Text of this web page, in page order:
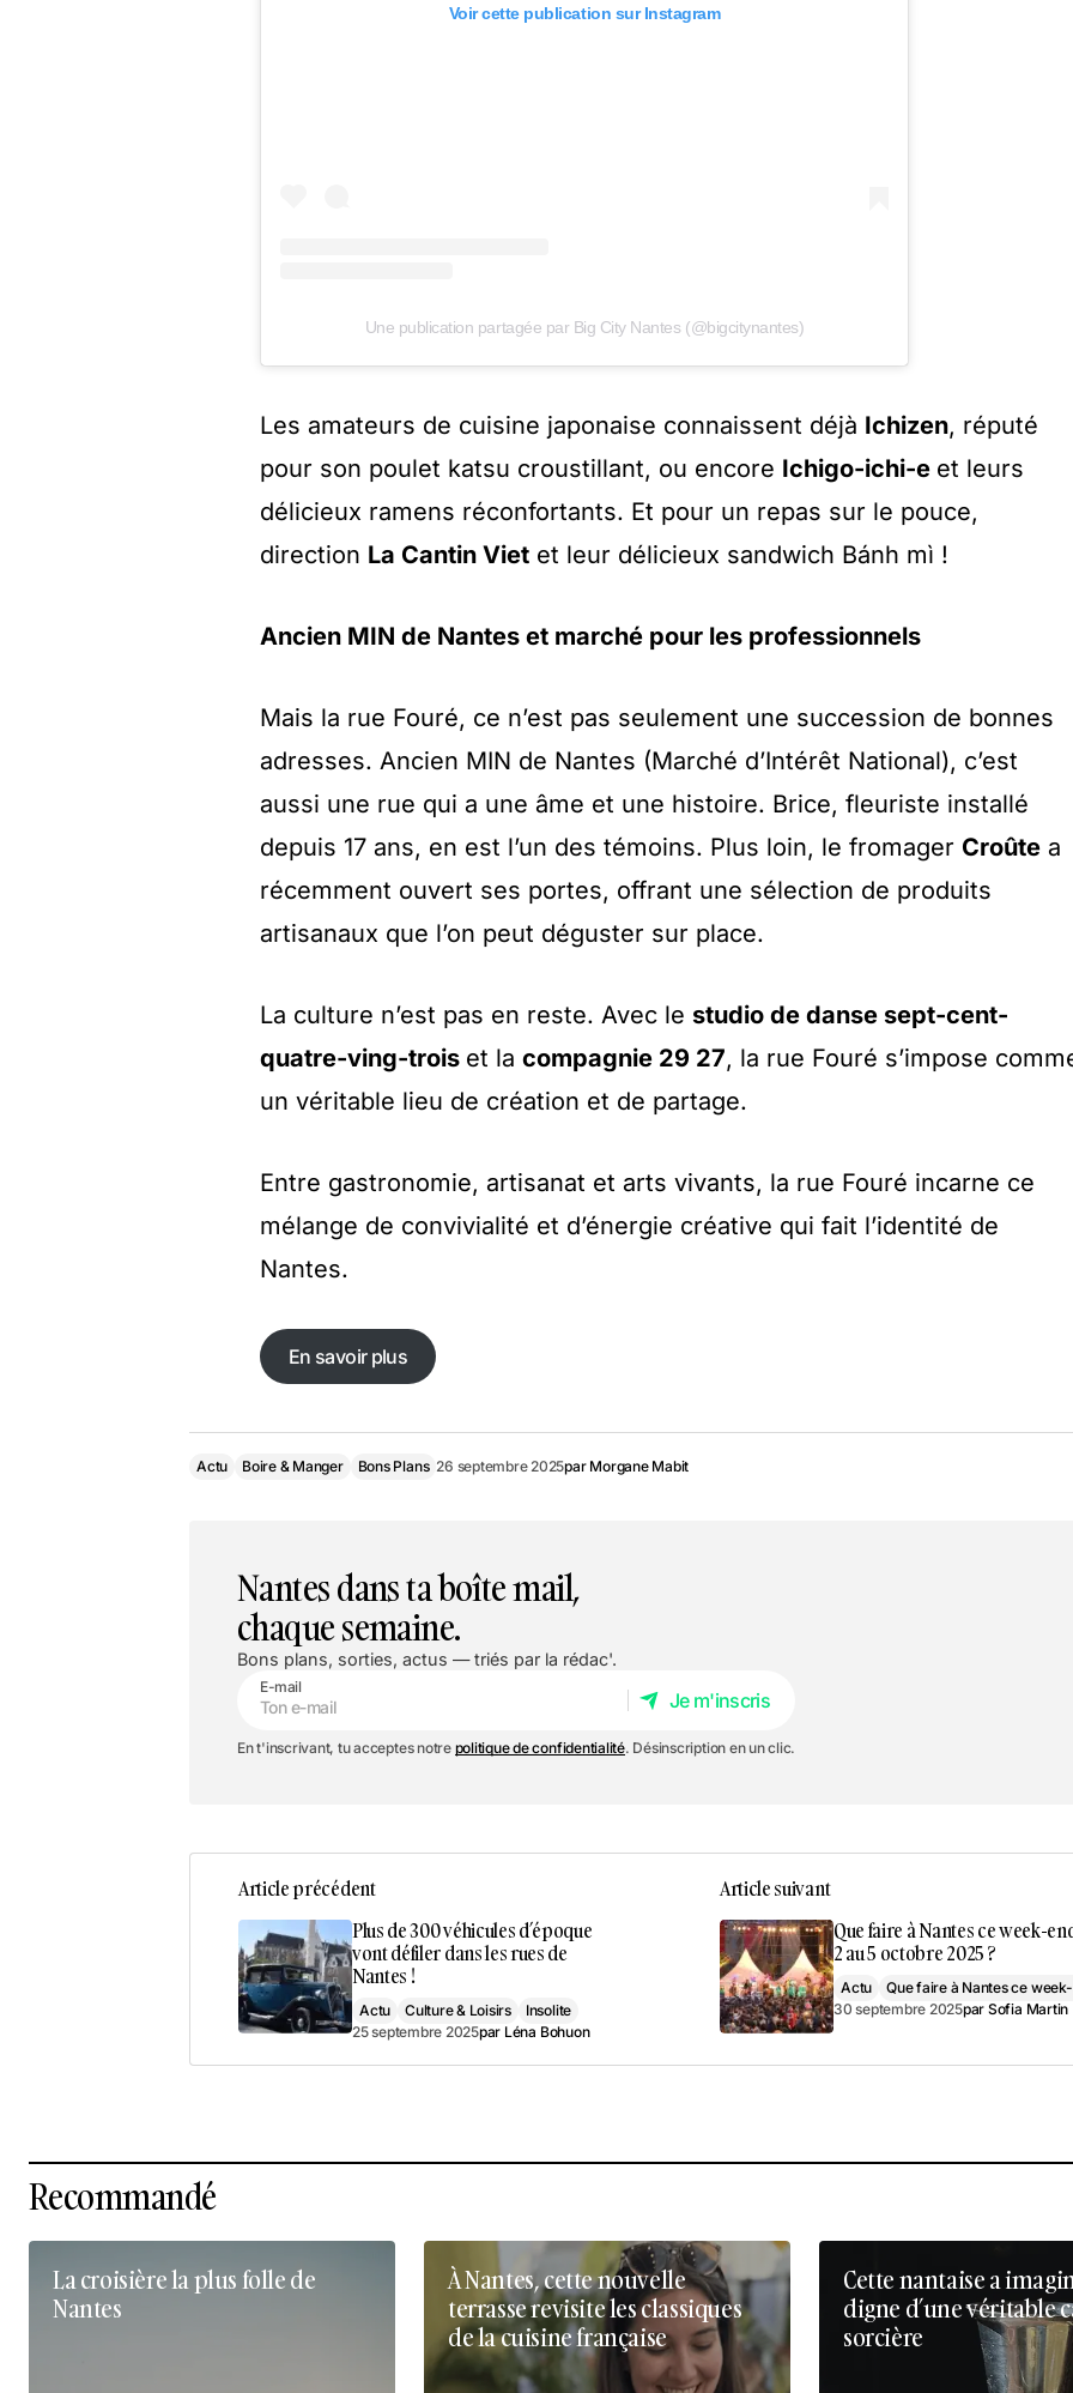
Voir cette publication sur Instagram
Une publication partagée par Big City Nantes (@bigcitynantes)
Les amateurs de cuisine japonaise connaissent déjà Ichizen, réputé
pour son poulet katsu croustillant, ou encore Ichigo-ichi-e et leurs
délicieux ramens réconfortants. Et pour un repas sur le pouce,
direction La Cantin Viet et leur délicieux sandwich Bánh mì !
Ancien MIN de Nantes et marché pour les professionnels
Mais la rue Fouré, ce n’est pas seulement une succession de bonnes
adresses. Ancien MIN de Nantes (Marché d’Intérêt National), c’est
aussi une rue qui a une âme et une histoire. Brice, fleuriste installé
depuis 17 ans, en est l’un des témoins. Plus loin, le fromager Croûte a
récemment ouvert ses portes, offrant une sélection de produits
artisanaux que l’on peut déguster sur place.
La culture n’est pas en reste. Avec le studio de danse sept-cent-
quatre-ving-trois et la compagnie 29 27, la rue Fouré s’impose
un véritable lieu de création et de partage.
Entre gastronomie, artisanat et arts vivants, la rue Fouré incarne ce
mélange de convivialité et d’énergie créative qui fait l’identité de
Nantes.
En savoir plus
Actu Boire & Manger Bons Plans 26 septembre 2025par Morgane Mabit
Nantes dans ta boîte mail,
chaque semaine.
Bons plans, sorties, actus — triés par la rédac'.
E-mail
Je m'inscris
En t'inscrivant, tu acceptes notre politique de confidentialité. Désinscription en un clic.
Article précédent
Plus de 300 véhicules d’époque
vont défiler dans les rues de
Nantes !
Actu Culture & Loisirs
Insolite
25 septembre 2025par Léna Bohuon
Article suivant
Que faire à Nantes ce week-
2 au 5 octobre 2025 ?
Actu
Que faire à Nantes ce
30 septembre 2025par Sofia Martin
Recommandé
La croisière la plus folle de
Nantes
À Nantes, cette nouvelle
terrasse revisite les classiques
de la cuisine française
Cette nantaise a
digne d’une véritable
sorcière